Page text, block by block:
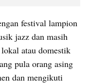
festival lampion
jazz dan masih
atau domestik
pula orang asing
dan mengikuti